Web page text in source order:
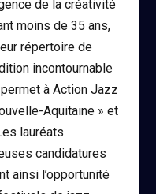
de la créativité
moins de 35 ans,
répertoire de
incontournable
à Action Jazz
Aquitaine » et
lauréats
candidatures
ainsi l’opportunité